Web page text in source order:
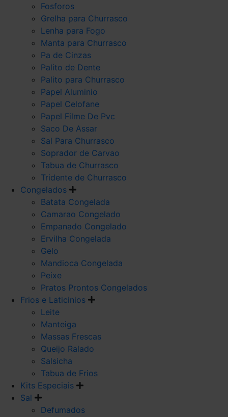
Fosforos
Grelha para Churrasco
Lenha para Fogo
Manta para Churrasco
Pa de Cinzas
Palito de Dente
Palito para Churrasco
Papel Aluminio
Papel Celofane
Papel Filme De Pvc
Saco De Assar
Sal Para Churrasco
Soprador de Carvao
Tabua de Churrasco
Tridente de Churrasco
Congelados
Batata Congelada
Camarao Congelado
Empanado Congelado
Ervilha Congelada
Gelo
Mandioca Congelada
Peixe
Pratos Prontos Congelados
Frios e Laticinios
Leite
Manteiga
Massas Frescas
Queijo Ralado
Salsicha
Tabua de Frios
Kits Especiais
Sal
Defumados